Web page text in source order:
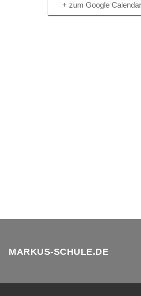
+ zum Google
MARKUS-SCHULE.DE